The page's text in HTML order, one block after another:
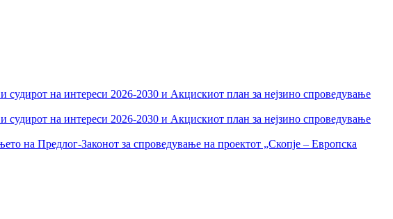
судирот на интереси 2026-2030 и Акцискиот план за нејзино спроведување
судирот на интереси 2026-2030 и Акцискиот план за нејзино спроведување
на Предлог-Законот за спроведување на проектот „Скопје – Европска